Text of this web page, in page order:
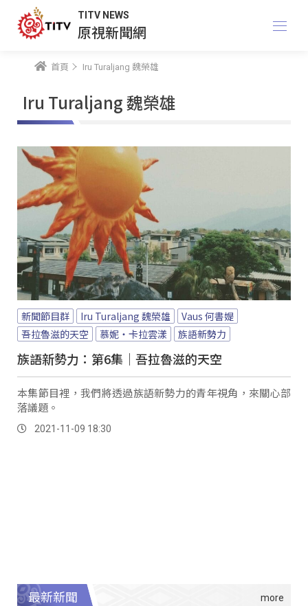
TITV NEWS
原視新聞網
首頁 Iru Turaljang 魏榮雄
Iru Turaljang 魏榮雄
新聞節目群 Iru Turaljang 魏榮雄
Vaus 何書媞
吾拉魯滋的天空
慕妮‧卡拉雲漾 族語新勢力
族語新勢力：第6集｜吾拉魯滋的天空
本集節目裡，我們將透過族語新勢力的青年視角，來關心部
落議題。
2021-11-09 18:30
最新新聞